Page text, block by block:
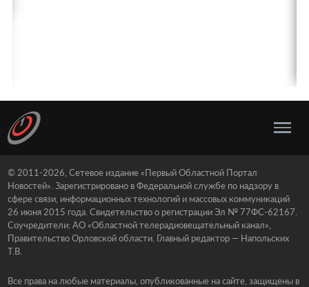
© 2011-2026, Сетевое издание «Первый Областной Портал
Новостей». Зарегистрировано в Федеральной службе по надзору в
сфере связи, информационных технологий и массовых коммуникаций
26 июня 2015 года. Свидетельство о регистрации Эл № 77ФС-62167.
Соучредители: АО «Областной телерадиовещательный канал»,
Правительство Орловской области. Главный редактор — Напольских
Т.В.
Все права на любые материалы, опубликованные на сайте, защищены в